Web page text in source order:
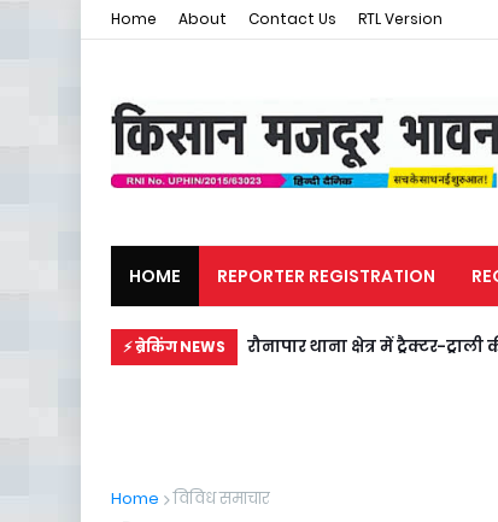
Home About Contact Us RTL Version
HOME REPORTER REGISTRATION
मजदूर समाचार राजनीति
⚡ ब्रेकिंग NEWS रौनापार थाना क्षेत्र में ट्रैक्टर-
Home विविध समाचार